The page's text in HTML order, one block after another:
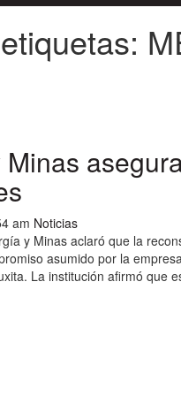
am Noticias
y Minas aclaró que la
asumido por la
La institución afirmó que